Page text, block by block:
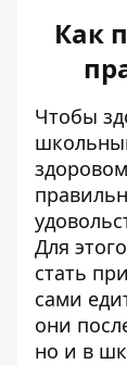
Как
Чтобы
Для
стать
сами
они
но и в